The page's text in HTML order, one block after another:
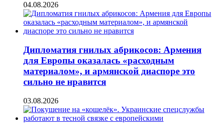
04.08.2026
Дипломатия гнилых абрикосов: Армения
для Европы оказалась «расходным
материалом», и армянской диаспоре это
сильно не нравится
03.08.2026